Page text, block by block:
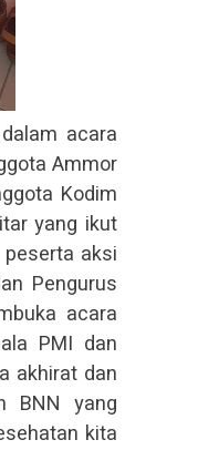
acara
Ammor
Kodim
yang ikut
aksi
Pengurus
acara
PMI dan
akhirat dan
BNN yang
kita